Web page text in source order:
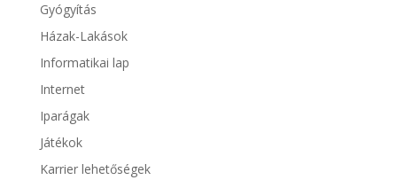
Gyógyítás
Házak-Lakások
Informatikai lap
Internet
Iparágak
Játékok
Karrier lehetőségek